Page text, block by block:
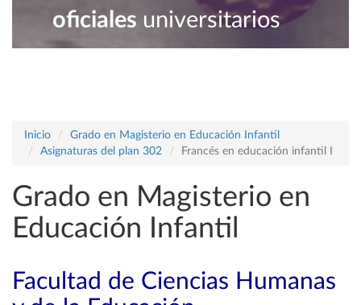
oficiales universitarios
Inicio
Grado en Magisterio en Educación Infantil
Asignaturas del plan 302
Francés en educación infantil I
Grado en Magisterio en
Educación Infantil
Facultad de Ciencias Humanas